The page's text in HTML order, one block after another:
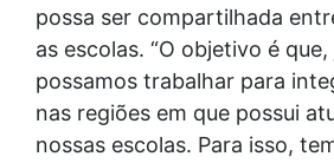
possa ser compartilhada
as escolas. “O objetivo é
possamos trabalhar para
nas regiões em que possui
nossas escolas. Para isso,